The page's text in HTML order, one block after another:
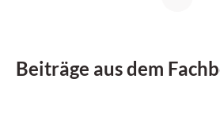
Beiträge aus dem